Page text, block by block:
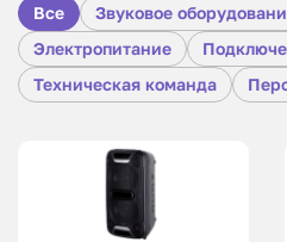
Все Звуковое
Электропитание
Техническая команда